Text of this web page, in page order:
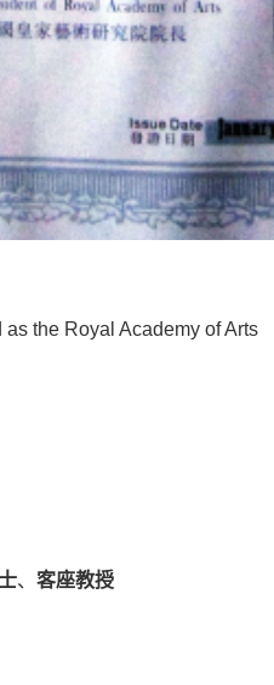
the Royal Academy of Arts
、 客座教授